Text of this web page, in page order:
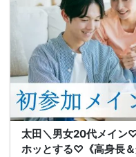
太田＼男女20代メイン
ホッとする♡《高身長＆